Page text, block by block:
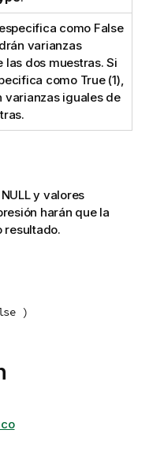
como False
varianzas
las dos muestras. Si
como True(1),
varianzas iguales de
NULLy valores
harán que la
)